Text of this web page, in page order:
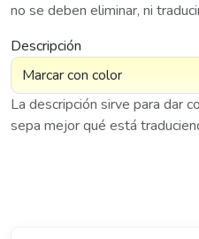
no se deben eliminar, ni
Descripción
La descripción sirve para dar
sepa mejor qué está